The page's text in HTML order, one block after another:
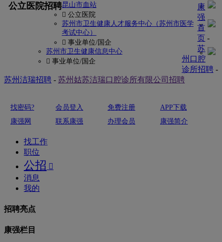
公立医院招聘昆山市血站
 公立医院
苏州市卫生健康人才服务中心（苏州市医学
考试中心）
 事业单位/国企
苏州市卫生健康信息中心
 事业单位/国企
康
强
首
页 -
苏
州口腔
诊所招聘-
苏州洁瑞招聘 - 苏州姑苏洁瑞口腔诊所有限公司招聘
找密码? 会员登入 免费注册
APP下载
康强网
联系康强 办理会员 康强简介
找工作
职位
公招 
消息
我的
招聘亮点
康强栏目